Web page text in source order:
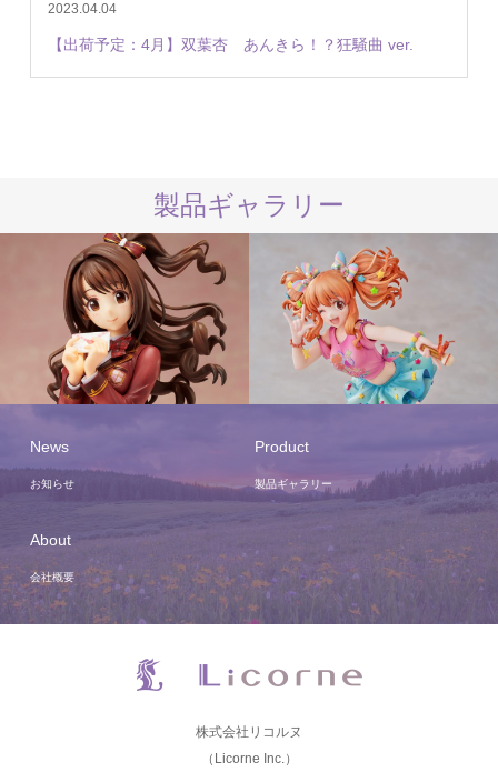
2023.04.04
【出荷予定：4月】双葉杏 あんきら！？狂騒曲 ver.
製品ギャラリー
News
お知らせ
Product
製品ギャラリー
About
会社概要
株式会社リコルヌ
（Licorne Inc.）